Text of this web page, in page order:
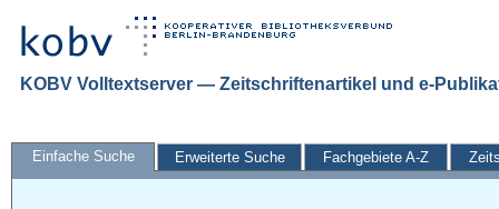
KOBV Volltextserver — Zeitschriftenartikel und e-
Einfache Suche Erweiterte Suche Fachgebiete A-Z